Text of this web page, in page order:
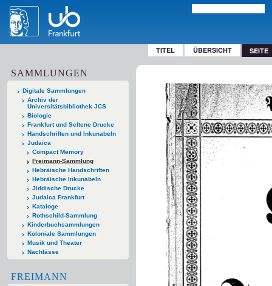
TITEL ÜBERSICHT SEITE
SAMMLUNGEN
Digitale Sammlungen
Archiv der
Universitätsbibliothek JCS
Biologie
Frankfurt und Seltene Drucke
Handschriften und Inkunabeln
Judaica
Compact Memory
Freimann-Sammlung
Hebräische Handschriften
Hebräische Inkunabeln
Jiddische Drucke
Judaica Frankfurt
Kataloge
Rothschild-Sammlung
Kinderbuchsammlungen
Koloniale Sammlungen
Musik und Theater
Nachlässe
FREIMANN